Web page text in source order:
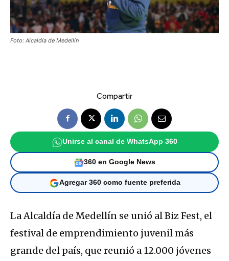
Foto: Alcaldía de Medellín
Compartir
Unirse al canal de WhatsApp 360
360 en Google News
Agregar 360 como fuente preferida
La Alcaldía de Medellín se unió al Biz Fest, el
festival de emprendimiento juvenil más
grande del país, que reunió a 12.000 jóvenes